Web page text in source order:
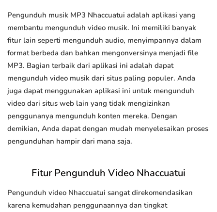
Pengunduh musik MP3 Nhaccuatui adalah aplikasi yang
membantu mengunduh video musik. Ini memiliki banyak
fitur lain seperti mengunduh audio, menyimpannya dalam
format berbeda dan bahkan mengonversinya menjadi file
MP3. Bagian terbaik dari aplikasi ini adalah dapat
mengunduh video musik dari situs paling populer. Anda
juga dapat menggunakan aplikasi ini untuk mengunduh
video dari situs web lain yang tidak mengizinkan
penggunanya mengunduh konten mereka. Dengan
demikian, Anda dapat dengan mudah menyelesaikan proses
pengunduhan hampir dari mana saja.
Fitur Pengunduh Video Nhaccuatui
Pengunduh video Nhaccuatui sangat direkomendasikan
karena kemudahan penggunaannya dan tingkat